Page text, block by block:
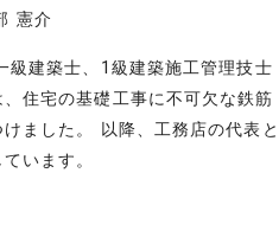
憲介
級建築士、1級建築施工管理技士
住宅の基礎工事に不可欠な鉄筋
ました。 以降、工務店の代表と
います。